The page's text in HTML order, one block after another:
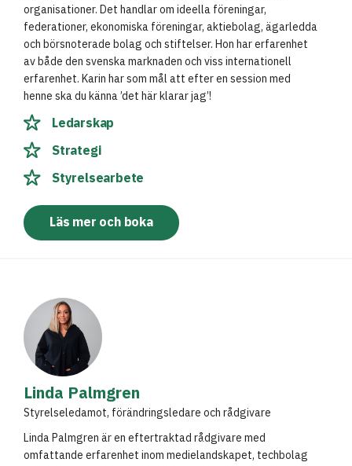
organisationer. Det handlar om ideella föreningar,
federationer, ekonomiska föreningar, aktiebolag, ägarledda
och börsnoterade bolag och stiftelser. Hon har erfarenhet
av både den svenska marknaden och viss internationell
erfarenhet. Karin har som mål att efter en session med
henne ska du känna ’det här klarar jag’!
Ledarskap
Strategi
Styrelsearbete
Läs mer och boka
Linda Palmgren
Styrelseledamot, förändringsledare och rådgivare
Linda Palmgren är en eftertraktad rådgivare med
omfattande erfarenhet inom medielandskapet, techbolag